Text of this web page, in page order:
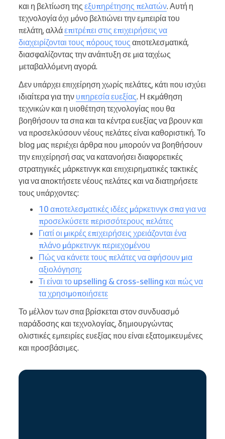
και η βελτίωση της εξυπηρέτησης πελατών. Αυτή η
τεχνολογία όχι μόνο βελτιώνει την εμπειρία του
πελάτη, αλλάεπιτρέπει στις επιχειρήσεις να
διαχειρίζονται τους πόρους τους αποτελεσματικά,
διασφαλίζοντας την ανάπτυξη σε μια ταχέως
μεταβαλλόμενη αγορά.
Δεν υπάρχει επιχείρηση χωρίς πελάτες, κάτι που ισχύει
ιδιαίτερα για την υπηρεσία ευεξίας. Η εκμάθηση
τεχνικών και η υιοθέτηση τεχνολογίας που θα
βοηθήσουν τα σπα και τα κέντρα ευεξίας να βρουν και
να προσελκύσουν νέους πελάτες είναι καθοριστική. Το
blog μας περιέχει άρθρα που μπορούν να βοηθήσουν
την επιχείρησή σας να κατανοήσει διαφορετικές
στρατηγικές μάρκετινγκ και επιχειρηματικές τακτικές
για να αποκτήσετε νέους πελάτες και να διατηρήσετε
τους υπάρχοντες:
10 αποτελεσματικές ιδέες μάρκετινγκ σπα για να
προσελκύσετε περισσότερους πελάτες
Γιατί οι μικρές επιχειρήσεις χρειάζονται ένα
πλάνο μάρκετινγκ περιεχομένου
Πώς να κάνετε τους πελάτες να αφήσουν μια
αξιολόγηση;
Τι είναι το upselling & cross-selling και πώς να
τα χρησιμοποιήσετε
Το μέλλον των σπα βρίσκεται στον συνδυασμό
παράδοσης και τεχνολογίας, δημιουργώντας
ολιστικές εμπειρίες ευεξίας που είναι εξατομικευμένες
και προσβάσιμες.